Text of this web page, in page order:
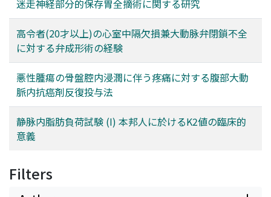
迷走神経部分的保存胃全摘術に関する研究
高令者(20才以上)の心室中隔欠損兼大動脉弁閉鎖不全
に対する弁成形術の経験
悪性腫瘍の骨盤腔内浸潤に伴う疼痛に対する腹部大動
脈内抗癌剤反復投与法
静脉内脂肪負荷試験 (I) 本邦人に於けるK2値の臨床的
意義
Filters